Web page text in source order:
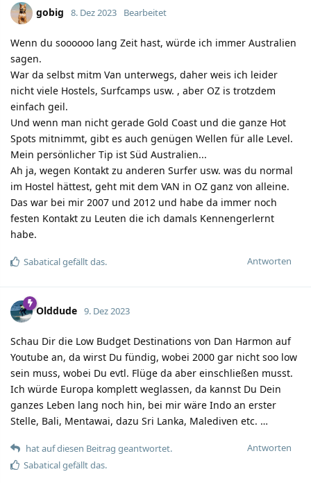
gobig 8. Dez 2023 Bearbeitet
Wenn du soooooo lang Zeit hast, würde ich immer Australien
sagen.
War da selbst mitm Van unterwegs, daher weis ich leider
nicht viele Hostels, Surfcamps usw. , aber OZ is trotzdem
einfach geil.
Und wenn man nicht gerade Gold Coast und die ganze Hot
Spots mitnimmt, gibt es auch genügen Wellen für alle Level.
Mein persönlicher Tip ist Süd Australien...
Ah ja, wegen Kontakt zu anderen Surfer usw. was du normal
im Hostel hättest, geht mit dem VAN in OZ ganz von alleine.
Das war bei mir 2007 und 2012 und habe da immer noch
festen Kontakt zu Leuten die ich damals Kennengerlernt
habe.
Antworten
Sabaticalgefällt das.
Olddude 9. Dez 2023
Schau Dir die Low Budget Destinations von Dan Harmon auf
Youtube an, da wirst Du fündig, wobei 2000 gar nicht soo low
sein muss, wobei Du evtl. Flüge da aber einschließen musst.
Ich würde Europa komplett weglassen, da kannst Du Dein
ganzes Leben lang noch hin, bei mir wäre Indo an erster
Stelle, Bali, Mentawai, dazu Sri Lanka, Malediven etc. …
Antworten
hat auf diesen Beitrag geantwortet.
Sabaticalgefällt das.